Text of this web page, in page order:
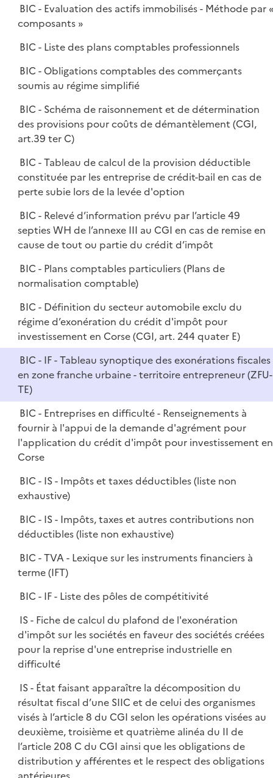
BIC - Evaluation des actifs immobilisés - Méthode par
composants »
BIC - Liste des plans comptables professionnels
BIC - Obligations comptables des commerçants
soumis au régime simplifié
BIC - Schéma de raisonnement et de détermination
des provisions pour coûts de démantèlement (CGI,
art.39 ter C)
BIC - Tableau de calcul de la provision déductible
constituée par les entreprise de crédit-bail en cas de
perte subie lors de la levée d'option
BIC - Relevé d’information prévu par l’article 49
septies WH de l’annexe III au CGI en cas de remise en
cause de tout ou partie du crédit d’impôt
BIC - Plans comptables particuliers (Plans de
normalisation comptable)
BIC - Définition du secteur automobile exclu du
régime d’exonération du crédit d'impôt pour
investissement en Corse (CGI, art. 244 quater E)
BIC - IF - Tableau synoptique des exonérations fiscales
en zone franche urbaine - territoire entrepreneur (ZFU-
TE)
BIC - Entreprises en difficulté - Renseignements à
fournir à l'appui de la demande d'agrément pour
l'application du crédit d'impôt pour investissement en
Corse
BIC - IS - Impôts et taxes déductibles (liste non
exhaustive)
BIC - IS - Impôts, taxes et autres contributions non
déductibles (liste non exhaustive)
BIC - TVA - Lexique sur les instruments financiers à
terme (IFT)
BIC - IF - Liste des pôles de compétitivité
IS - Fiche de calcul du plafond de l'exonération
d'impôt sur les sociétés en faveur des sociétés créées
pour la reprise d'une entreprise industrielle en
difficulté
IS - État faisant apparaître la décomposition du
résultat fiscal d’une SIIC et de celui des organismes
visés à l’article 8 du CGI selon les opérations visées au
deuxième, troisième et quatrième alinéa du II de
l’article 208 C du CGI ainsi que les obligations de
distribution y afférentes et le respect des obligations